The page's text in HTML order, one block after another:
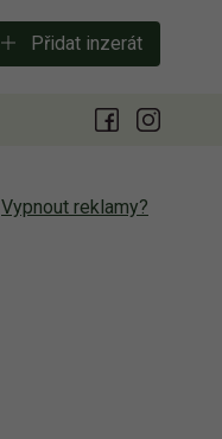
Přidat inzerát
Vypnout reklamy?